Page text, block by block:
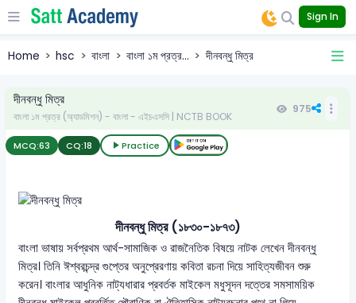
Sign In
Home hsc বাংলা বাংলা ১ম প্রত্র... দীনবন্ধু মিত্র
দীনবন্ধু মিত্র
বাংলা ১ম প্রত্র (অ্যাডমিশন) - বাংলা - এইচএসসি | NCTB BOOK
975
MCQ:63 CQ:18 Practice
দীনবন্ধু মিত্র (১৮৩০-১৮৭৩)
বাংলা ভাষায় সর্বপ্রথম আর্থ-সামাজিক ও রাজনৈতিক বিষয়ে নাটক লেখেন দীনবন্ধু
মিত্র। তিনি ঈশ্বরচন্দ্র গুপ্তের অনুপ্রেরণায় কবিতা রচনা দিয়ে সাহিত্যজীবন শুরু
করেন। বাংলার আধুনিক নাট্যধারার প্রবর্তক মাইকেল মধুসূদন দত্তের সমসাময়িক